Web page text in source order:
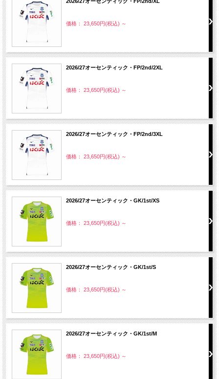
価格： 23,650円(税込) ～
2026/27オーセンティック・FP/2nd/2XL
価格： 23,650円(税込) ～
2026/27オーセンティック・FP/2nd/3XL
価格： 23,650円(税込) ～
2026/27オーセンティック・GK/1st/XS
価格： 23,650円(税込) ～
2026/27オーセンティック・GK/1st/S
価格： 23,650円(税込) ～
2026/27オーセンティック・GK/1st/M
価格： 23,650円(税込) ～